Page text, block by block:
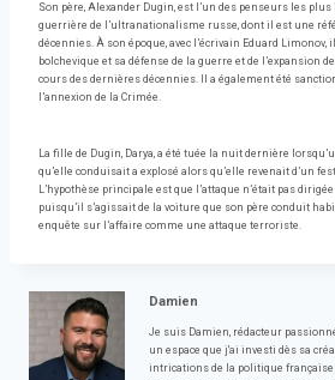
Son père, Alexander Dugin, est l’un des penseurs les
guerrière de l’ultranationalisme russe, dont il est une
décennies. À son époque, avec l’écrivain Eduard
bolchevique et sa défense de la guerre et de l’expansion
cours des dernières décennies. Il a également été
l’annexion de la Crimée.
La fille de Dugin, Darya, a été tuée la nuit dernière
qu’elle conduisait a explosé alors qu’elle revenait d’un
L’hypothèse principale est que l’attaque n’était pas
puisqu’il s’agissait de la voiture que son père conduit
enquête sur l’affaire comme une attaque terroriste.
Damien
Je suis Damien, rédacteur
un espace que j'ai investi dès sa
intrications de la politique française